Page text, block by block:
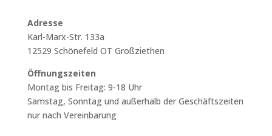
Adresse
Karl-Marx-Str. 133a
12529 Schönefeld OT Großziethen
Öffnungszeiten
Montag bis Freitag: 9-18 Uhr
Samstag, Sonntag und außerhalb der Geschäftszeiten
nur nach Vereinbarung